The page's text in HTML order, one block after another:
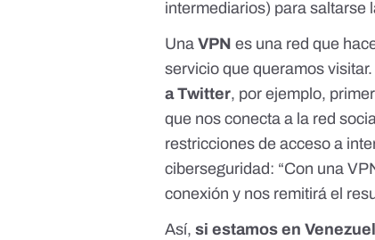
intermediarios) para saltarse
UnaVPN es una red que
servicio que queramos
a Twitter, por ejemplo,
que nos conecta a la red
restricciones de acceso a
ciberseguridad: “Con una
conexión y nos remitirá el
Así, si estamos en